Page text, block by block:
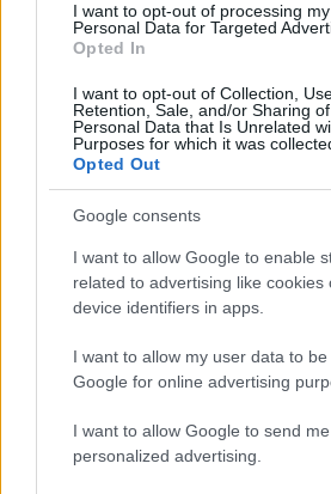
I want to opt-out of processing my
Personal Data for Targeted
Opted In
I want to opt-out of Collection,
Retention, Sale, and/or Sharing
Personal Data that Is Unrelated
Purposes for which it was
Opted Out
Google consents
I want to allow Google to enable
related to advertising like cookies
device identifiers in apps.
I want to allow my user data to
Google for online advertising
I want to allow Google to send me
personalized advertising.
web oficial:enlace (hacer click).Si tienes
Te recomendamos qué lleves un botiquín
personal, ya qué no se pueden obtener
este viaje. Asegúrate de estar preparado
Recomendamos beber agua embotellada
partes) así como evitar ensaladas y comida
Cuba tiene un clima estable durante todo
particularmente caluroso y húmedo en la
Moneda y otros gastos
La moneda local es el CUC (Peso cubano
cambiar euros/dólares en el aeropuerto y
cambio. el uso de tarjetas de crédito o